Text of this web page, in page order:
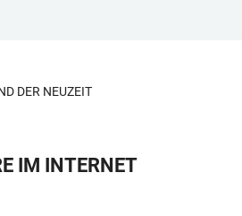
DER NEUZEIT
IM INTERNET